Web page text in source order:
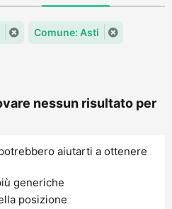
Comune: Asti
nessun risultato per
aiutarti a ottenere
generiche
posizione